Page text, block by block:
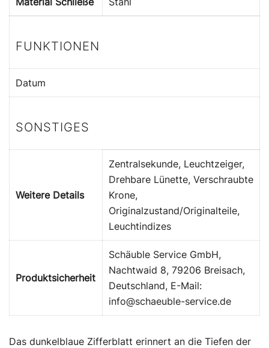
FUNKTIONEN
Datum
SONSTIGES
Weitere Details
Zentralsekunde, Leuchtzeiger,
Drehbare Lünette, Verschraubte
Krone,
Originalzustand/Originalteile,
Leuchtindizes
Produktsicherheit
Schäuble Service GmbH,
Nachtwaid 8, 79206 Breisach,
Deutschland, E-Mail:
info@schaeuble-service.de
Das dunkelblaue Zifferblatt erinnert an die Tiefen der